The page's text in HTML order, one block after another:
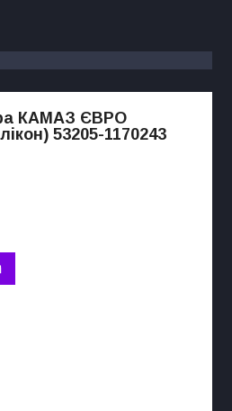
КАМАЗ ЄВРО
53205-1170243